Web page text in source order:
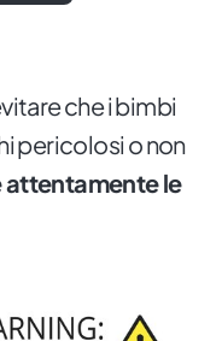
che i bimbi
pericolosi o non
le